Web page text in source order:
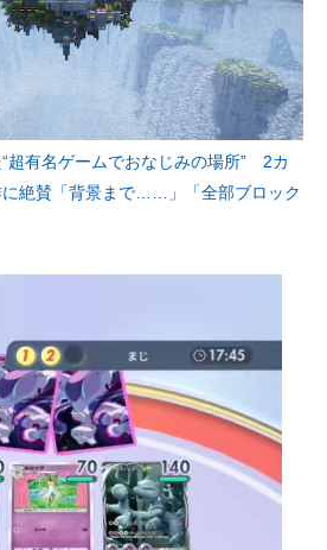
超有名ゲームでおなじみの場所” 2カ
に絶賛「背景まで……」「全部ブロック